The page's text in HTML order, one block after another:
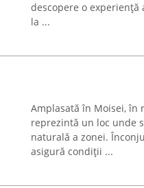
descopere o
la ...
Amplasată în Moisei, în
reprezintă un loc unde
naturală a zonei.
asigură condiții ...